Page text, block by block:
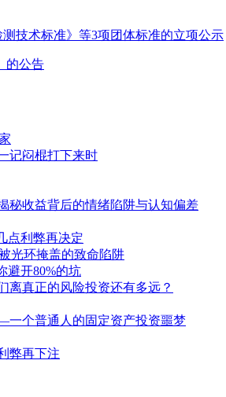
技术标准》等3项团体标准的立项公示
的公告
记闷棍打下来时
收益背后的情绪陷阱与认知偏差
点利弊再决定
光环掩盖的致命陷阱
避开80%的坑
真正的风险投资还有多远？
个普通人的固定资产投资噩梦
弊再下注